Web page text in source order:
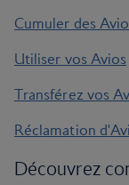
Cumuler des
Utiliser vos Avios
Transférez vos
Réclamation
Découvrez